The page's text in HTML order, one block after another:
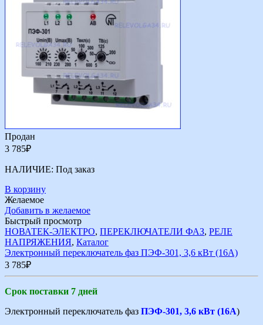
Продан
3 785₽
НАЛИЧИЕ: Под заказ
В корзину
Желаемое
Добавить в желаемое
Быстрый просмотр
НОВАТЕК-ЭЛЕКТРО, ПЕРЕКЛЮЧАТЕЛИ ФАЗ, РЕЛЕ
НАПРЯЖЕНИЯ, Каталог
Электронный переключатель фаз ПЭФ-301, 3,6 кВт (16А)
3 785₽
Срок поставки 7 дней
Электронный переключатель фаз ПЭФ-301, 3,6 кВт (16А)